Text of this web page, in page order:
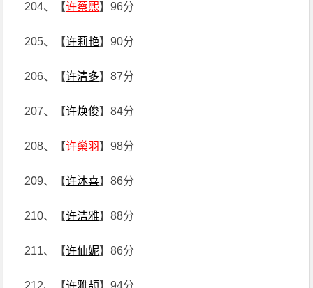
204、【许蔡熙】96分
205、【许莉艳】90分
206、【许清多】87分
207、【许焕俊】84分
208、【许燊羽】98分
209、【许沐喜】86分
210、【许洁雅】88分
211、【许仙妮】86分